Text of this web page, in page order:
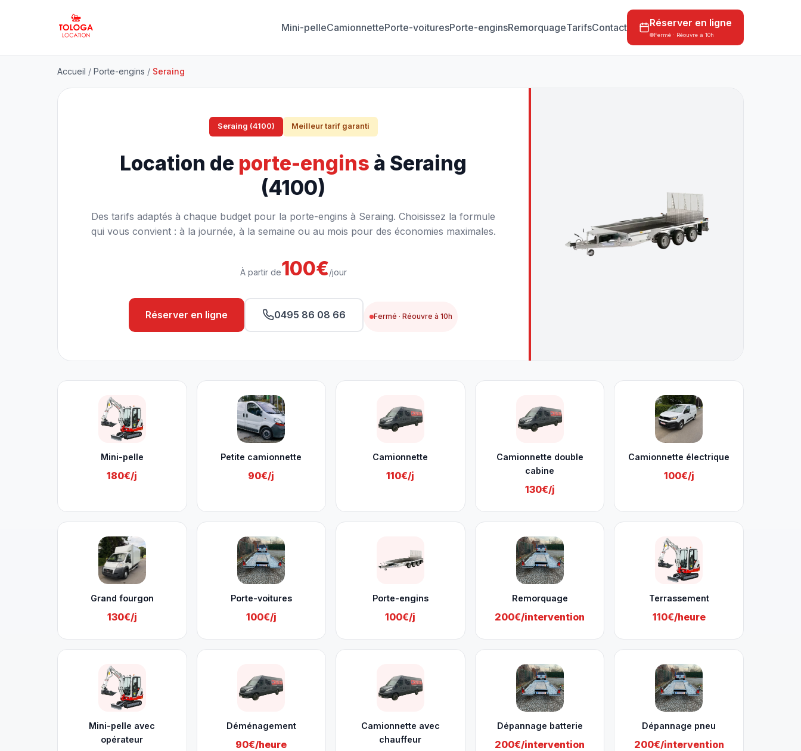
Mini-pelleCamionnettePorte-voituresPorte-enginsRemorquageTarifsContact Réserver en ligne
Fermé · Réouvre à 10h
Accueil / Porte-engins / Seraing
Seraing (4100) Meilleur tarif garanti
Location de porte-engins à Seraing
(4100)
Des tarifs adaptés à chaque budget pour la porte-engins à Seraing. Choisissez la formule
qui vous convient : à la journée, à la semaine ou au mois pour des économies maximales.
À partir de100€/jour
Réserver en ligne 0495 86 08 66 Fermé · Réouvre à 10h
Mini-pelle
180€/j
Petite camionnette
90€/j
Camionnette
110€/j
Camionnette double
cabine
130€/j
Camionnette électrique
100€/j
Grand fourgon
130€/j
Porte-voitures
100€/j
Porte-engins
100€/j
Remorquage
200€/intervention
Terrassement
110€/heure
Mini-pelle avec
opérateur
Déménagement
90€/heure
Camionnette avec
chauffeur
Dépannage batterie
200€/intervention
Dépannage pneu
200€/intervention